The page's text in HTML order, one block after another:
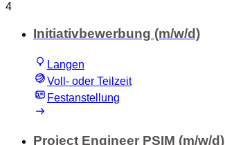
4
Initiativbewerbung (m/w/d)
Langen
Voll- oder Teilzeit
Festanstellung
Project Engineer PSIM (m/w/d)